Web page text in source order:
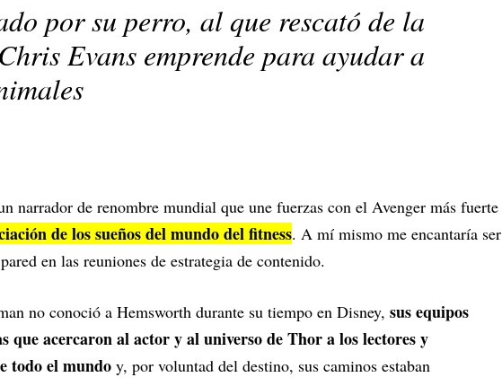
por su perro, al que rescató de la
Evans emprende para ayudar a
narrador de renombre mundial que une fuerzas con el Avenger más fuerte
de los sueños del mundo del fitness. A mí mismo me encantaría ser
en las reuniones de estrategia de contenido.
no conoció a Hemsworth durante su tiempo en Disney, sus equipos
que acercaron al actor y al universo de Thor a los lectores y
todo el mundo y, por voluntad del destino, sus caminos estaban